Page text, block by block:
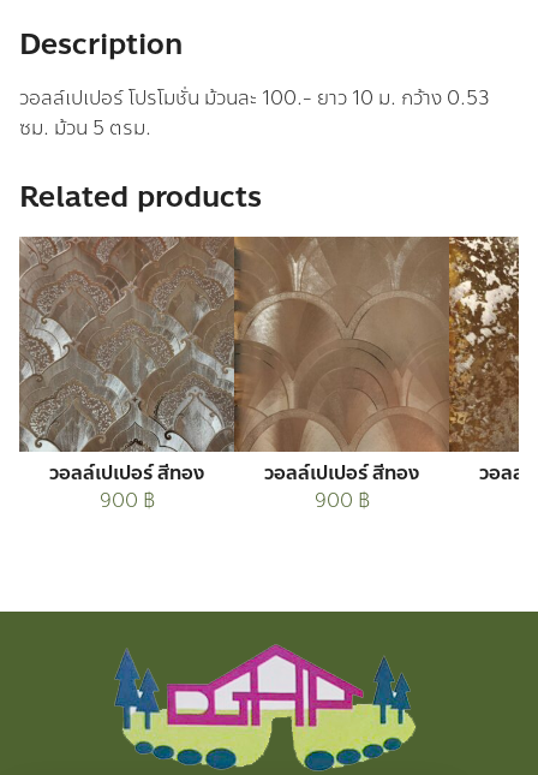
quantity
Description
วอลล์เปเปอร์ โปรโมชั่น ม้วนละ 100.- ยาว 10 ม. กว้าง 0.53
ซม. ม้วน 5 ตรม.
Related products
วอลล์เปเปอร์ สีทอง
900 ฿
วอลล์เปเปอร์ สีทอง
900 ฿
วอลล์